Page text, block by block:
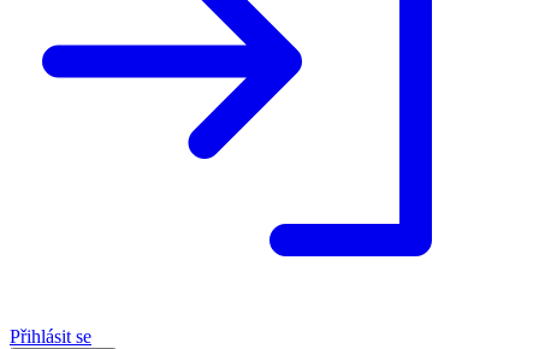
Přihlásit se